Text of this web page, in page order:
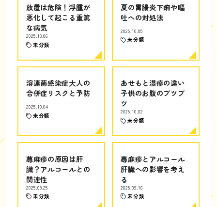
放置は危険！浮腫が
悪化して起こる重篤
な病気
2025.10.06
未分類
夏の胃腸炎下痢や嘔
吐への対処法
2025.10.05
未分類
溶連菌感染症大人の
合併症リスクと予防
2025.10.04
未分類
あせもと湿疹の違い
子供のお腹のブツブ
ツ
2025.10.02
未分類
蕁麻疹の原因は肝
臓？アルコールとの
関連性
2025.09.25
未分類
蕁麻疹とアルコール
肝臓への影響を考え
る
2025.09.16
未分類